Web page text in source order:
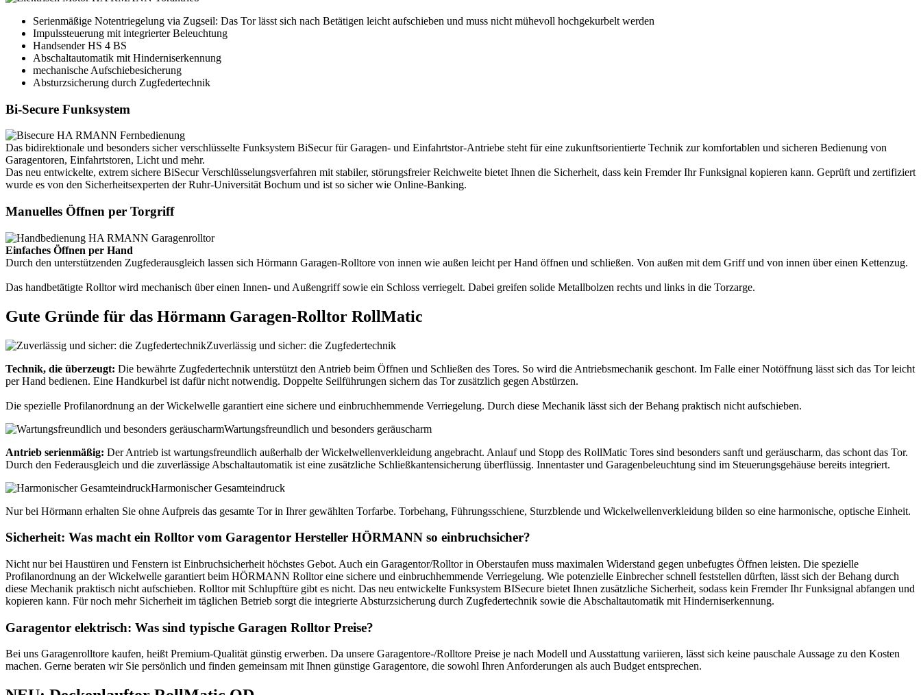
Serienmäßige Notentriegelung via Zugseil: Das Tor lässt sich nach Betätigen leicht aufschieben und muss nicht mühevoll hochgekurbelt werden
Impulssteuerung mit integrierter Beleuchtung
Handsender HS 4 BS
Abschaltautomatik mit Hinderniserkennung
mechanische Aufschiebesicherung
Absturzsicherung durch Zugfedertechnik
Bi-Secure Funksystem
Das bidirektionale und besonders sicher verschlüsselte Funksystem BiSecur für Garagen- und Einfahrtstor-Antriebe steht für eine zukunftsorientierte Technik zur komfortablen und sicheren Bedienung von
Garagentoren, Einfahrtstoren, Licht und mehr.
Das neu entwickelte, extrem sichere BiSecur Verschlüsselungsverfahren mit stabiler, störungsfreier Reichweite bietet Ihnen die Sicherheit, dass kein Fremder Ihr Funksignal kopieren kann. Geprüft und zertifiziert
wurde es von den Sicherheitsexperten der Ruhr-Universität Bochum und ist so sicher wie Online-Banking.
Manuelles Öffnen per Torgriff
Einfaches Öffnen per Hand
Durch den unterstützenden Zugfederausgleich lassen sich Hörmann Garagen-Rolltore von innen wie außen leicht per Hand öffnen und schließen. Von außen mit dem Griff und von innen über einen Kettenzug.
Das handbetätigte Rolltor wird mechanisch über einen Innen- und Außengriff sowie ein Schloss verriegelt. Dabei greifen solide Metallbolzen rechts und links in die Torzarge.
Gute Gründe für das Hörmann Garagen-Rolltor RollMatic
Zuverlässig und sicher: die Zugfedertechnik
Technik, die überzeugt: Die bewährte Zugfedertechnik unterstützt den Antrieb beim Öffnen und Schließen des Tores. So wird die Antriebsmechanik geschont. Im Falle einer Notöffnung lässt sich das Tor leicht
per Hand bedienen. Eine Handkurbel ist dafür nicht notwendig. Doppelte Seilführungen sichern das Tor zusätzlich gegen Abstürzen.
Die spezielle Profilanordnung an der Wickelwelle garantiert eine sichere und einbruchhemmende Verriegelung. Durch diese Mechanik lässt sich der Behang praktisch nicht aufschieben.
Wartungsfreundlich und besonders geräuscharm
Antrieb serienmäßig: Der Antrieb ist wartungsfreundlich außerhalb der Wickelwellenverkleidung angebracht. Anlauf und Stopp des RollMatic Tores sind besonders sanft und geräuscharm, das schont das Tor.
Durch den Federausgleich und die zuverlässige Abschaltautomatik ist eine zusätzliche Schließkantensicherung überflüssig. Innentaster und Garagenbeleuchtung sind im Steuerungsgehäuse bereits integriert.
Harmonischer Gesamteindruck
Nur bei Hörmann erhalten Sie ohne Aufpreis das gesamte Tor in Ihrer gewählten Torfarbe. Torbehang, Führungsschiene, Sturzblende und Wickelwellenverkleidung bilden so eine harmonische, optische Einheit.
Sicherheit: Was macht ein Rolltor vom Garagentor Hersteller HÖRMANN so einbruchsicher?
Nicht nur bei Haustüren und Fenstern ist Einbruchsicherheit höchstes Gebot. Auch ein Garagentor/Rolltor in Oberstaufen muss maximalen Widerstand gegen unbefugtes Öffnen leisten. Die spezielle
Profilanordnung an der Wickelwelle garantiert beim HÖRMANN Rolltor eine sichere und einbruchhemmende Verriegelung. Wie potenzielle Einbrecher schnell feststellen dürften, lässt sich der Behang durch
diese Mechanik praktisch nicht aufschieben. Rolltor mit Schlupftüre gibt es nicht. Das neu entwickelte Funksystem BISecure bietet Ihnen zusätzliche Sicherheit, sodass kein Fremder Ihr Funksignal abfangen und
kopieren kann. Für noch mehr Sicherheit im täglichen Betrieb sorgt die integrierte Absturzsicherung durch Zugfedertechnik sowie die Abschaltautomatik mit Hinderniserkennung.
Garagentor elektrisch: Was sind typische Garagen Rolltor Preise?
Bei uns Garagenrolltore kaufen, heißt Premium-Qualität günstig erwerben. Da unsere Garagentore-/Rolltore Preise je nach Modell und Ausstattung variieren, lässt sich keine pauschale Aussage zu den Kosten
machen. Gerne beraten wir Sie persönlich und finden gemeinsam mit Ihnen günstige Garagentore, die sowohl Ihren Anforderungen als auch Budget entsprechen.